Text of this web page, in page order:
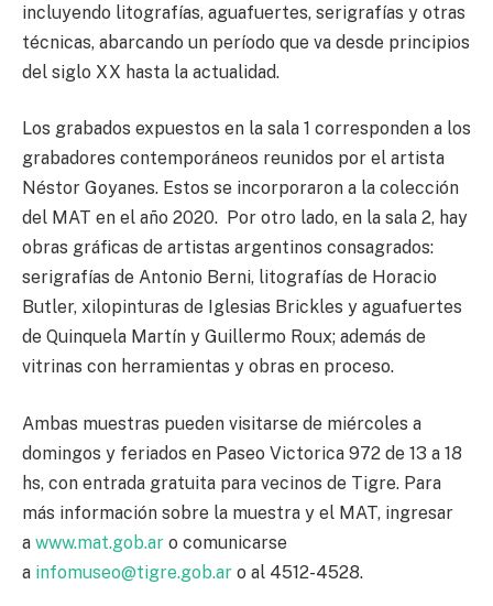
incluyendo litografías, aguafuertes, serigrafías y otras
técnicas, abarcando un período que va desde principios
del siglo XX hasta la actualidad.
Los grabados expuestos en la sala 1 corresponden a los
grabadores contemporáneos reunidos por el artista
Néstor Goyanes. Estos se incorporaron a la colección
del MAT en el año 2020. Por otro lado, en la sala 2, hay
obras gráficas de artistas argentinos consagrados:
serigrafías de Antonio Berni, litografías de Horacio
Butler, xilopinturas de Iglesias Brickles y aguafuertes
de Quinquela Martín y Guillermo Roux; además de
vitrinas con herramientas y obras en proceso.
Ambas muestras pueden visitarse de miércoles a
domingos y feriados en Paseo Victorica 972 de 13 a 18
hs, con entrada gratuita para vecinos de Tigre. Para
más información sobre la muestra y el MAT, ingresar
a www.mat.gob.ar o comunicarse
a infomuseo@tigre.gob.ar o al 4512-4528.